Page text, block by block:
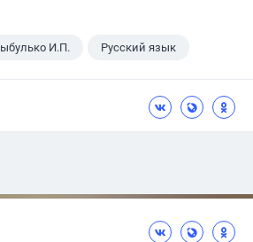
И.П. Русский язык